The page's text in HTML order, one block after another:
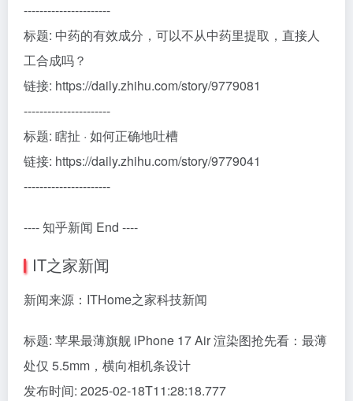
----------------------
标题: 中药的有效成分，可以不从中药里提取，直接人
工合成吗？
链接: https://daily.zhihu.com/story/9779081
----------------------
标题: 瞎扯 · 如何正确地吐槽
链接: https://daily.zhihu.com/story/9779041
----------------------
---- 知乎新闻 End ----
IT之家新闻
新闻来源：ITHome之家科技新闻
标题: 苹果最薄旗舰 iPhone 17 Air 渲染图抢先看：最薄
处仅 5.5mm，横向相机条设计
发布时间: 2025-02-18T11:28:18.777